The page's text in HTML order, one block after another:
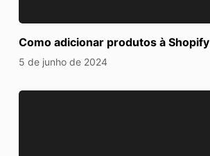
Como adicionar produtos à Shopify
5 de junho de 2024